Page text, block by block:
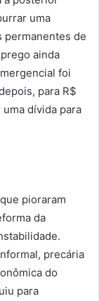
uma
permanentes de
ainda
foi
para R$
dívida para
pioraram
da
precária
do
para